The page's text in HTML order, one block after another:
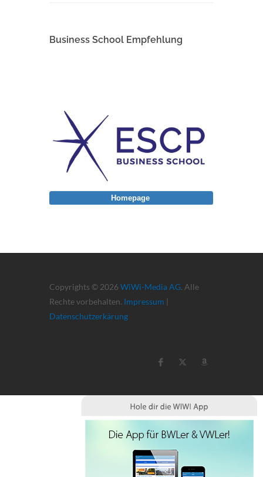
Business School Empfehlung
Copyrights © 2026 WiWi-Media AG. Alle
Rechte vorbehalten. Impressum |
Datenschutzerkärung
Homepage